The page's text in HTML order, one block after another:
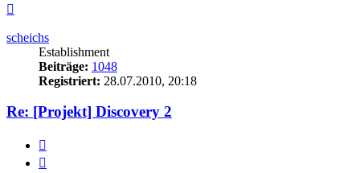
scheichs
Establishment
Beiträge: 1048
Registriert: 28.07.2010, 20:18
Re: [Projekt] Discovery 2